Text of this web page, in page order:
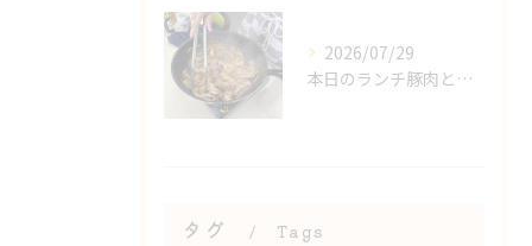
2026/07/29
本日のランチ豚肉とごぼうの炒め物
タグ Tags